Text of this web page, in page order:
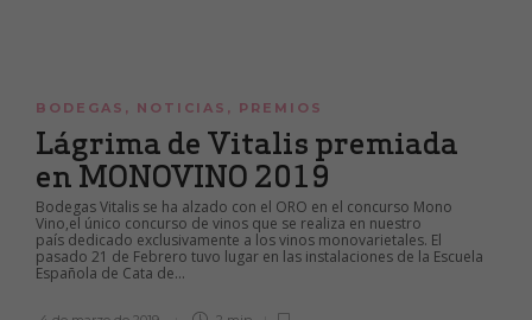
BODEGAS , NOTICIAS , PREMIOS
Lágrima de Vitalis premiada
en MONOVINO 2019
Bodegas Vitalis se ha alzado con el ORO en el concurso Mono
Vino,el único concurso de vinos que se realiza en nuestro
país dedicado exclusivamente a los vinos monovarietales. El
pasado 21 de Febrero tuvo lugar en las instalaciones de la Escuela
Española de Cata de...